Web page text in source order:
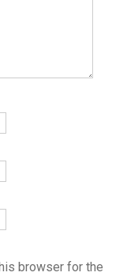
browser for the